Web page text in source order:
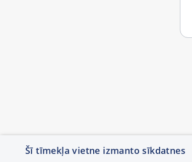
Šī tīmekļa vietne izmanto sīkdatnes